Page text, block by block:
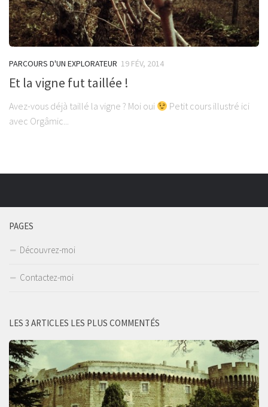
PARCOURS D'UN EXPLORATEUR 19 FÉV, 2014
Et la vigne fut taillée !
Avez-vous déjà taillé la vigne ? Moi oui
Petit cours illustré ici
avec Orgâmic...
PAGES
Découvrez-moi
Contactez-moi
LES 3 ARTICLES LES PLUS COMMENTÉS